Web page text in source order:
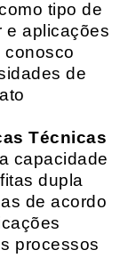
tipo de
e aplicações
conosco
de
Técnicas
capacidade
dupla
de acordo
processos